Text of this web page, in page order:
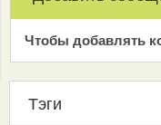
Чтобы добавлять
Тэги